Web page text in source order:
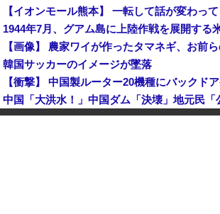
1944年7月、グアム島に上陸作戦を展開する
韓国サッカーのイメージが墜落